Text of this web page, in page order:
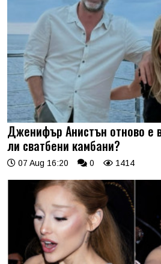
Дженифър Анистън отново е
ли сватбени камбани?
07 Aug 16:20 0 1414